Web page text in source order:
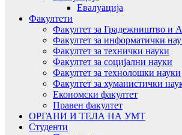
Евалуација
Факултети
Факултет за Градежништво и
Факултет за информатички
Факултет за технички науки
Факултет за социјални науки
Факултет за технолошки науки
Факултет за хуманистички
Економски факултет
Правен факултет
ОРГАНИ И ТЕЛА НА УМТ
Студенти